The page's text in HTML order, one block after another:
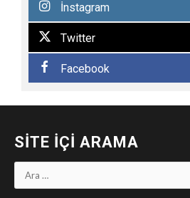
İnstagram
Twitter
Facebook
SITE İÇI ARAMA
Arama: